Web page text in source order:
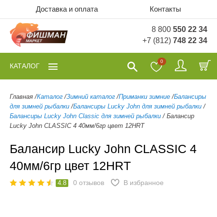
Доставка и оплата Контакты
8 800 550 22 34
+7 (812) 748 22 34
0
КАТАЛОГ
Главная /Каталог /Зимний каталог /Приманки зимние /Балансиры
для зимней рыбалки /Балансиры Lucky John для зимней рыбалки /
Балансиры Lucky John Classic для зимней рыбалки / Балансир
Lucky John CLASSIC 4 40мм/6гр цвет 12HRT
Балансир Lucky John CLASSIC 4
40мм/6гр цвет 12HRT
4.8 0 отзывов В избранное